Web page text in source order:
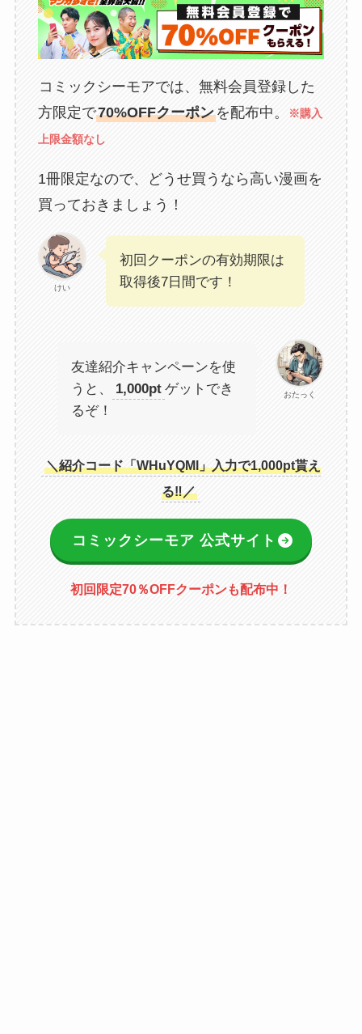
コミックシーモアでは、無料会員登録した
方限定で70%OFFクーポンを配布中。
※購入
上限金額なし
1冊限定なので、どうせ買うなら高い漫画を
買っておきましょう！
けい
初回クーポンの有効期限は
取得後7日間です！
おたっく
友達紹介キャンペーンを使
うと、
1,000pt ゲットでき
るぞ！
＼紹介コード「WHuYQMl」入力で1,000pt貰え
る‼／
コミックシーモア 公式サイト
初回限定70％OFFクーポンも配布中！